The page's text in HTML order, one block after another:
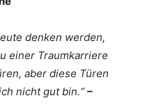
denken werden,
einer Traumkarriere
aber diese Türen
nicht gut bin.“–